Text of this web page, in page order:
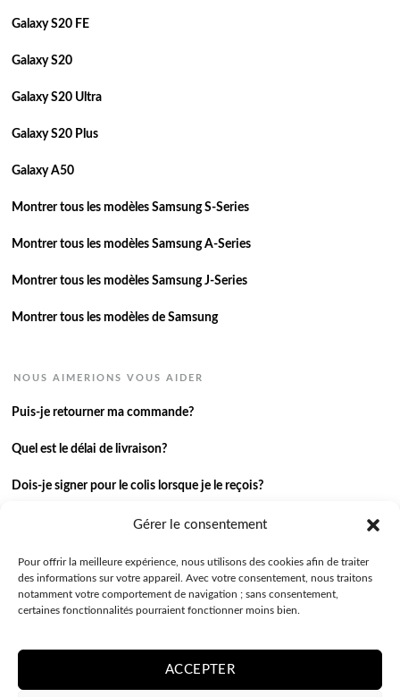
Gérer le consentement
Pour offrir la meilleure expérience, nous utilisons des cookies afin de traiter
des informations sur votre appareil. Avec votre consentement, nous traitons
notamment votre comportement de navigation ; sans consentement,
certaines fonctionnalités pourraient fonctionner moins bien.
ACCEPTER
Galaxy S20 FE
Galaxy S20
Galaxy S20 Ultra
Galaxy S20 Plus
Galaxy A50
Montrer tous les modèles Samsung S-Series
Montrer tous les modèles Samsung A-Series
Montrer tous les modèles Samsung J-Series
Montrer tous les modèles de Samsung
NOUS AIMERIONS VOUS AIDER
Puis-je retourner ma commande?
Quel est le délai de livraison?
Dois-je signer pour le colis lorsque je le reçois?
Je n’ai pas reçu ma commande.
J’ai une autre question.
Contactez-nous